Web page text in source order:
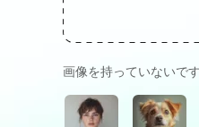
画像を持っていないで